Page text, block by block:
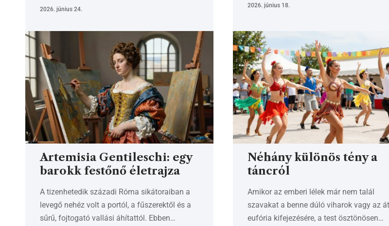
2026. június 24.
2026. június 18.
Artemisia Gentileschi: egy
barokk festőnő életrajza
A tizenhetedik századi Róma sikátoraiban a
levegő nehéz volt a portól, a fűszerektől és a
sűrű, fojtogató vallási áhítattól. Ebben…
Néhány különös tény a
táncról
Amikor az emberi lélek már nem talál
szavakat a benne dúló viharok vagy az
eufória kifejezésére, a test ösztönösen…